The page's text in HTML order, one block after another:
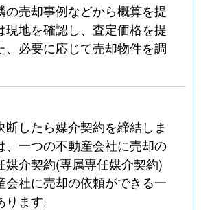
の売却事例などから概算を提
現地を確認し、査定価格を提
、必要に応じて売却物件を調
断したら媒介契約を締結しま
、一つの不動産会社に売却の
媒介契約(専属専任媒介契約)
会社に売却の依頼ができる一
ます。